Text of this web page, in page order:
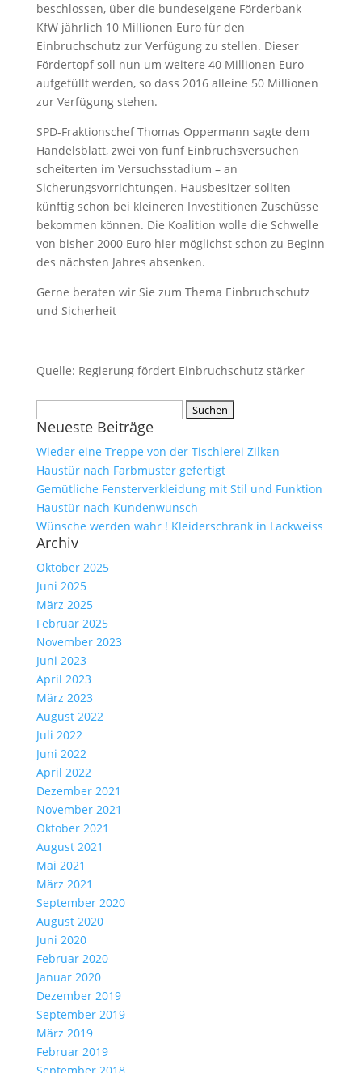
beschlossen, über die bundeseigene Förderbank
KfW jährlich 10 Millionen Euro für den
Einbruchschutz zur Verfügung zu stellen. Dieser
Fördertopf soll nun um weitere 40 Millionen Euro
aufgefüllt werden, so dass 2016 alleine 50 Millionen
zur Verfügung stehen.
SPD-Fraktionschef Thomas Oppermann sagte dem
Handelsblatt, zwei von fünf Einbruchsversuchen
scheiterten im Versuchsstadium – an
Sicherungsvorrichtungen. Hausbesitzer sollten
künftig schon bei kleineren Investitionen Zuschüsse
bekommen können. Die Koalition wolle die Schwelle
von bisher 2000 Euro hier möglichst schon zu Beginn
des nächsten Jahres absenken.
Gerne beraten wir Sie zum Thema Einbruchschutz
und Sicherheit
Quelle: Regierung fördert Einbruchschutz stärker
nach:
Neueste Beiträge
Wieder eine Treppe von der Tischlerei Zilken
Haustür nach Farbmuster gefertigt
Gemütliche Fensterverkleidung mit Stil und Funktion
Haustür nach Kundenwunsch
Wünsche werden wahr ! Kleiderschrank in Lackweiss
Archiv
Oktober 2025
Juni 2025
März 2025
Februar 2025
November 2023
Juni 2023
April 2023
März 2023
August 2022
Juli 2022
Juni 2022
April 2022
Dezember 2021
November 2021
Oktober 2021
August 2021
Mai 2021
März 2021
September 2020
August 2020
Juni 2020
Februar 2020
Januar 2020
Dezember 2019
September 2019
März 2019
Februar 2019